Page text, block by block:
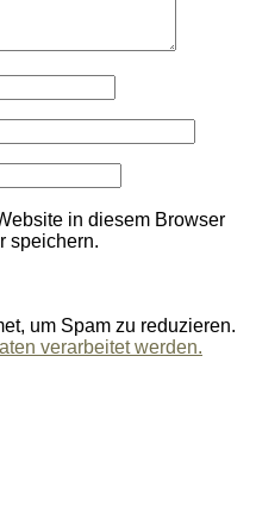
in diesem Browser
speichern.
um Spam zu reduzieren.
verarbeitet werden.